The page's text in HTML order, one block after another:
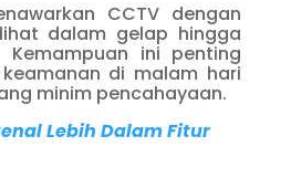
CCTV dengan
dalam gelap hingga
Kemampuan ini penting
di malam hari
minim pencahayaan.
Lebih Dalam Fitur